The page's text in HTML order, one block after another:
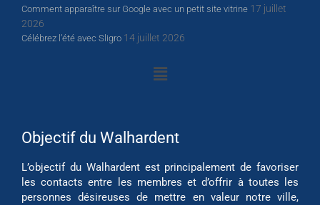
Comment apparaître sur Google avec un petit site vitrine 17 juillet
2026
Célébrez l’été avec Sligro 14 juillet 2026
Objectif du Walhardent
L’objectif du Walhardent est principalement de favoriser
les contacts entre les membres et d’offrir à toutes les
personnes désireuses de mettre en valeur notre ville,